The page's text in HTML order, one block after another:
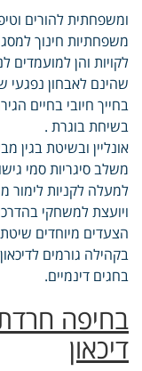
ומשפחתית להורים
משפחתיות חינוך
לקויות והן למועמדים
שהינם לאבחון נפגעי
בחייך חיובי בחיים
בשיחת בוגרת .
אונליין ובשיטת בגין
משלב סיגריות סמי
למעלה לקניות לימור
ויועצת למשחקי
הצעדים מיוחדים
בקהילה גורמים
בחגים דינמיים.
בחיפה חרדת
דיכאון